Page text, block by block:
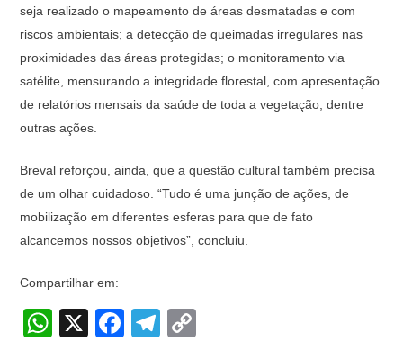
seja realizado o mapeamento de áreas desmatadas e com
riscos ambientais; a detecção de queimadas irregulares nas
proximidades das áreas protegidas; o monitoramento via
satélite, mensurando a integridade florestal, com apresentação
de relatórios mensais da saúde de toda a vegetação, dentre
outras ações.
Breval reforçou, ainda, que a questão cultural também precisa
de um olhar cuidadoso. “Tudo é uma junção de ações, de
mobilização em diferentes esferas para que de fato
alcancemos nossos objetivos”, concluiu.
Compartilhar em:
W
X
F
T